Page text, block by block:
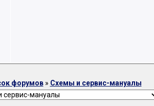
форумов» Схемы и сервис-мануалы